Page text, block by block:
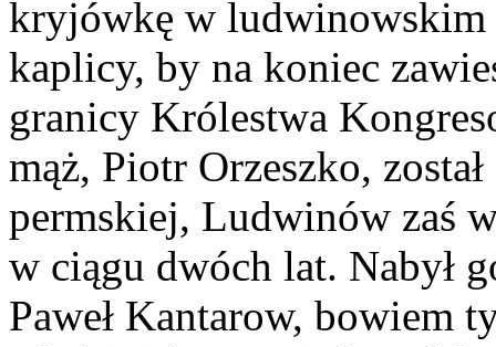
kryjówkę w ludwinowskim
kaplicy, by na koniec
granicy Królestwa
mąż, Piotr Orzeszko,
permskiej, Ludwinów zaś
w ciągu dwóch lat. Nabył
Paweł Kantarow, bowiem